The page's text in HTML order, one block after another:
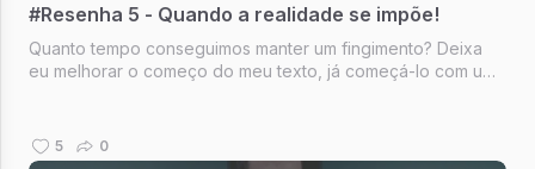
#Resenha 5 - Quando a realidade se impõe!
Quanto tempo conseguimos manter um fingimento? Deixa
eu melhorar o começo do meu texto, já começá-lo com uma
5 0